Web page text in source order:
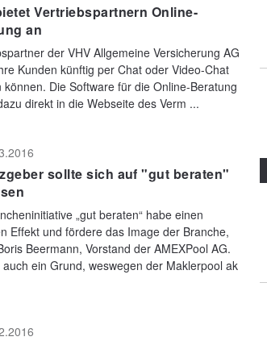
Vertriebspartnern Online-
an
der VHV Allgemeine Versicherung AG
Kunden künftig per Chat oder Video-Chat
können. Die Software für die Online-Beratung
direkt in die Webseite des Verm ...
sollte sich auf "gut beraten"
„gut beraten“ habe einen
Effekt und fördere das Image der Branche,
Beermann, Vorstand der AMEXPool AG.
auch ein Grund, weswegen der Maklerpool ak